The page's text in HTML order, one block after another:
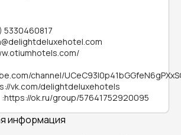
5330460817
channel/
vk.com/delightdeluxehotels
:https://ok.ru/group/57641752920095
информация